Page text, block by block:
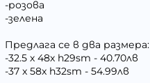
-розова
-зелена
Предлага се в два размера:
-32.5 х 48х h29sm - 40.70лв
-37 x 58x h32sm - 54.99лв